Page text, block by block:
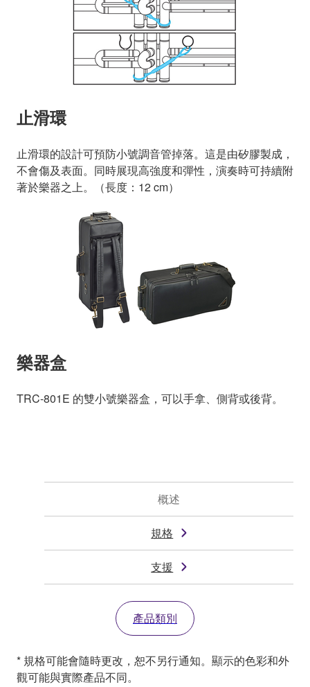
止滑環
止滑環的設計可預防小號調音管掉落。這是由矽膠製成，
不會傷及表面。同時展現高強度和彈性，演奏時可持續附
著於樂器之上。（長度：12 cm）
樂器盒
TRC-801E 的雙小號樂器盒，可以手拿、側背或後背。
概述
規格
支援
產品類別
* 規格可能會隨時更改，恕不另行通知。顯示的色彩和外
觀可能與實際產品不同。